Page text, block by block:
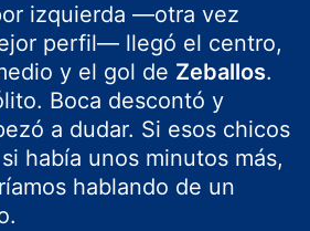
izquierda —otra vez
perfil— llegó el centro,
y el gol de Zeballos.
Boca descontó y
a dudar. Si esos chicos
había unos minutos más,
hablando de un